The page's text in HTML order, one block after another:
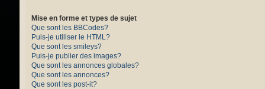
Mise en forme et types de sujet
Que sont les BBCodes?
Puis-je utiliser le HTML?
Que sont les smileys?
Puis-je publier des images?
Que sont les annonces globales?
Que sont les annonces?
Que sont les post-it?